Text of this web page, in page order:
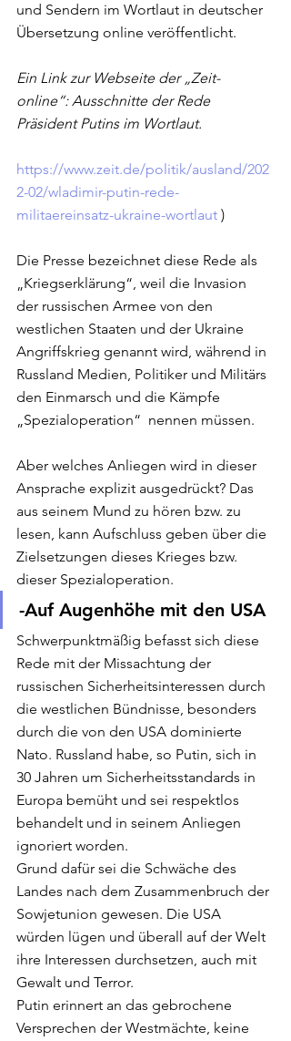
und Sendern im Wortlaut in deutscher
Übersetzung online veröffentlicht.
Ein Link zur Webseite der „Zeit-
online“: Ausschnitte der Rede
Präsident Putins im Wortlaut.
https://www.zeit.de/politik/ausland/202
2-02/wladimir-putin-rede-
militaereinsatz-ukraine-wortlaut )
Die Presse bezeichnet diese Rede als
„Kriegserklärung“, weil die Invasion
der russischen Armee von den
westlichen Staaten und der Ukraine
Angriffskrieg genannt wird, während in
Russland Medien, Politiker und Militärs
den Einmarsch und die Kämpfe
„Spezialoperation“  nennen müssen.
Aber welches Anliegen wird in dieser
Ansprache explizit ausgedrückt? Das
aus seinem Mund zu hören bzw. zu
lesen, kann Aufschluss geben über die
Zielsetzungen dieses Krieges bzw.
dieser Spezialoperation.
-Auf Augenhöhe mit den USA
Schwerpunktmäßig befasst sich diese
Rede mit der Missachtung der
russischen Sicherheitsinteressen durch
die westlichen Bündnisse, besonders
durch die von den USA dominierte
Nato. Russland habe, so Putin, sich in
30 Jahren um Sicherheitsstandards in
Europa bemüht und sei respektlos
behandelt und in seinem Anliegen
ignoriert worden.
Grund dafür sei die Schwäche des
Landes nach dem Zusammenbruch der
Sowjetunion gewesen. Die USA
würden lügen und überall auf der Welt
ihre Interessen durchsetzen, auch mit
Gewalt und Terror.
Putin erinnert an das gebrochene
Versprechen der Westmächte, keine